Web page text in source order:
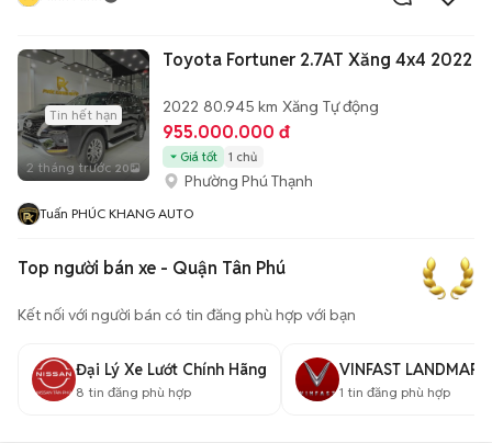
Tin hết hạn
2 tháng trước 20
Toyota Fortuner 2.7AT Xăng 4x4 2022
2022 80.945 km Xăng Tự động
955.000.000 đ
Giá tốt 1 chủ
Phường Phú Thạnh
Tuấn PHÚC KHANG AUTO
Top người bán xe - Quận Tân Phú
Kết nối với người bán có tin đăng phù hợp với bạn
Đại Lý Xe Lướt Chính Hãng
8 tin đăng phù hợp
VINFAST LANDMARK
1 tin đăng phù hợp